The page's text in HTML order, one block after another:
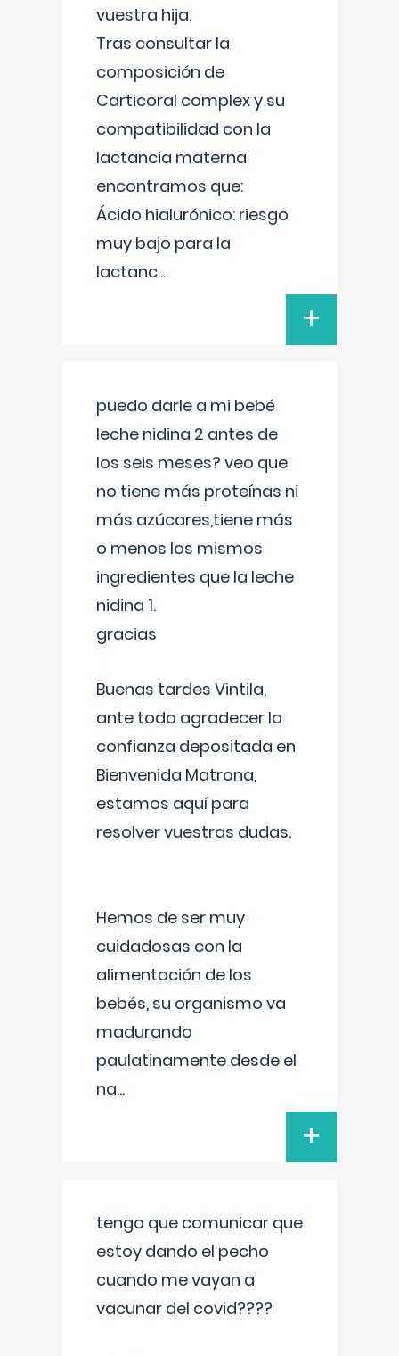
vuestra hija.
Tras consultar la
composición de
Carticoral complex y su
compatibilidad con la
lactancia materna
encontramos que:
Ácido hialurónico: riesgo
muy bajo para la
lactanc...
+
puedo darle a mi bebé
leche nidina 2 antes de
los seis meses? veo que
no tiene más proteínas ni
más azúcares,tiene más
o menos los mismos
ingredientes que la leche
nidina 1.
gracias
Buenas tardes Vintila,
ante todo agradecer la
confianza depositada en
Bienvenida Matrona,
estamos aquí para
resolver vuestras dudas.
Hemos de ser muy
cuidadosas con la
alimentación de los
bebés, su organismo va
madurando
paulatinamente desde el
na...
+
tengo que comunicar que
estoy dando el pecho
cuando me vayan a
vacunar del covid????